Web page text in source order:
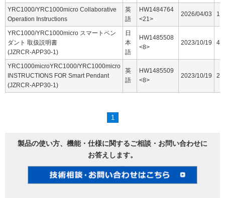
YRC1000/YRC1000micro Collaborative
Operation Instructions
英
語
HW1484764
<21>
2026/04/03
YRC1000/YRC1000micro スマートペン
ダント 取扱説明書
(JZRCR-APP30-1)
日
本
語
HW1485508
<8>
2023/10/19
YRC1000microYRC1000/YRC1000micro
INSTRUCTIONS FOR Smart Pendant
(JZRCR-APP30-1)
英
語
HW1485509
<8>
2023/10/19
1
製品の使い方、機能・仕様に関するご相談・お問い合わせに
お答えします。